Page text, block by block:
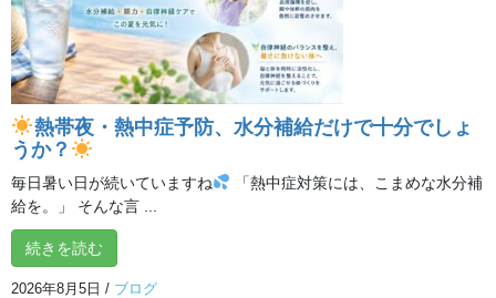
この記事が気に入ったらいい
@ilchibrainyoga
熱帯夜・熱中症予防、水分補給だけで十分でしょ
うか？
毎日暑い日が続いていますね
「熱中症対策には、こまめな水分補
給を。」 そんな言 ...
続きを読む
2026年8月5日 / ブログ